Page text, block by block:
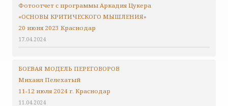
Фотоотчет с программы Аркадия Цукера
«ОСНОВЫ КРИТИЧЕСКОГО МЫШЛЕНИЯ»
20 июня 2023 Краснодар
17.04.2024
БОЕВАЯ МОДЕЛЬ ПЕРЕГОВОРОВ
Михаил Пелехатый
11-12 июля 2024 г. Краснодар
11.04.2024